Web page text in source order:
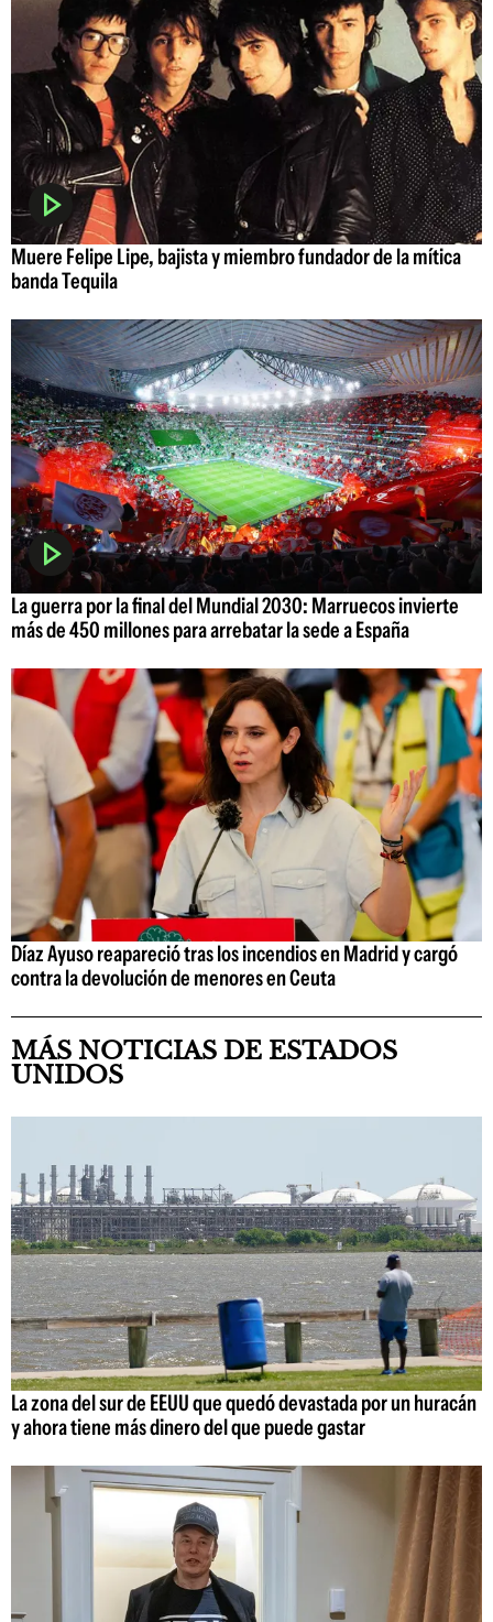
Muere Felipe Lipe, bajista y miembro fundador de la mítica
banda Tequila
La guerra por la final del Mundial 2030: Marruecos invierte
más de 450 millones para arrebatar la sede a España
Díaz Ayuso reapareció tras los incendios en Madrid y cargó
contra la devolución de menores en Ceuta
MÁS NOTICIAS DE ESTADOS
UNIDOS
La zona del sur de EEUU que quedó devastada por un huracán
y ahora tiene más dinero del que puede gastar